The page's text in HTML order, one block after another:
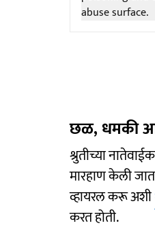
छळ, धमकी
श्रुतीच्या
मारहाण केली जात
व्हायरल करू अशी
करत होती.